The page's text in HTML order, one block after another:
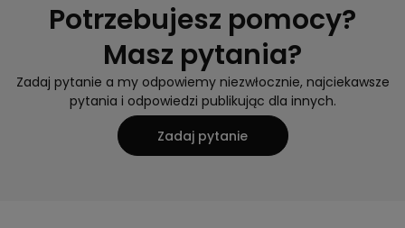
Potrzebujesz pomocy?
Masz pytania?
Zadaj pytanie a my odpowiemy niezwłocznie, najciekawsze
pytania i odpowiedzi publikując dla innych.
Zadaj pytanie